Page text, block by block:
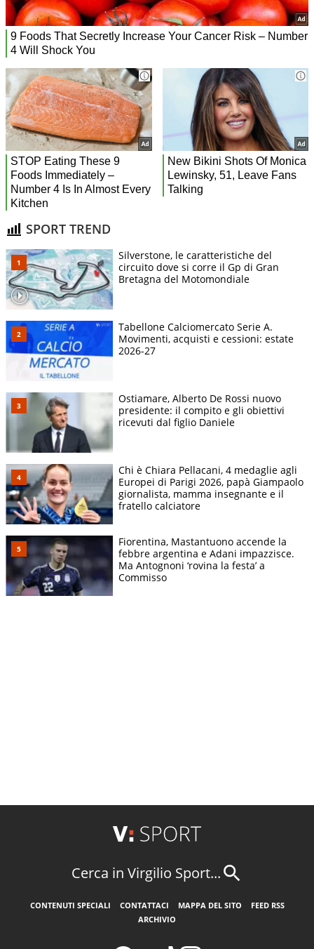
SPORT TREND
Silverstone, le caratteristiche del
circuito dove si corre il Gp di Gran
Bretagna del Motomondiale
Tabellone Calciomercato Serie A.
Movimenti, acquisti e cessioni: estate
2026-27
Ostiamare, Alberto De Rossi nuovo
presidente: il compito e gli obiettivi
ricevuti dal figlio Daniele
Chi è Chiara Pellacani, 4 medaglie agli
Europei di Parigi 2026, papà Giampaolo
giornalista, mamma insegnante e il
fratello calciatore
Fiorentina, Mastantuono accende la
febbre argentina e Adani impazzisce.
Ma Antognoni ‘rovina la festa’ a
Commisso
Cerca in Virgilio Sport...
CONTENUTI SPECIALI CONTATTACI MAPPA DEL SITO
FEED RSS
ARCHIVIO